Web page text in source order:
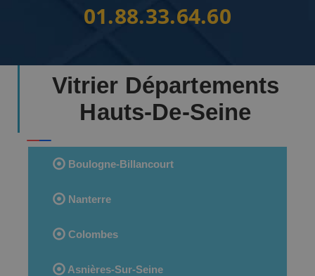
01.88.33.64.60
Vitrier Départements
Hauts-De-Seine
Boulogne-Billancourt
Nanterre
Colombes
Asnières-Sur-Seine